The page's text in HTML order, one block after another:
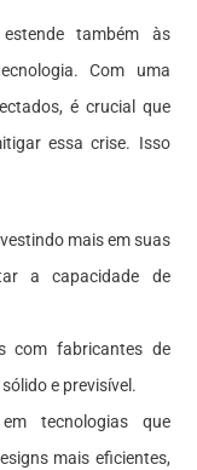
também às
Com uma
é crucial que
essa crise. Isso
mais em suas
a capacidade de
com fabricantes de
e previsível.
tecnologias que
mais eficientes,